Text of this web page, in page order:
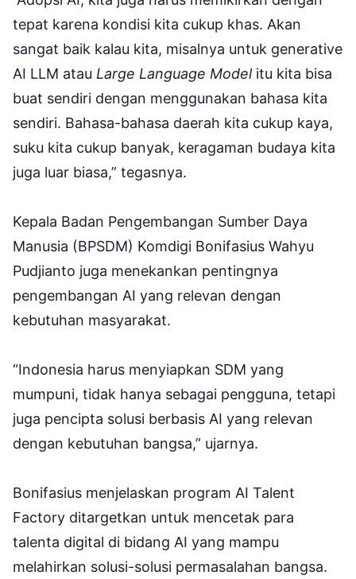
tepat karena kondisi kita cukup khas. Akan
sangat baik kalau kita, misalnya untuk generative
AI LLM atau Large Language Modelitu kita bisa
buat sendiri dengan menggunakan bahasa kita
sendiri. Bahasa-bahasa daerah kita cukup kaya,
suku kita cukup banyak, keragaman budaya kita
juga luar biasa,” tegasnya.
Kepala Badan Pengembangan Sumber Daya
Manusia (BPSDM) Komdigi Bonifasius Wahyu
Pudjianto juga menekankan pentingnya
pengembangan AI yang relevan dengan
kebutuhan masyarakat.
“Indonesia harus menyiapkan SDM yang
mumpuni, tidak hanya sebagai pengguna, tetapi
juga pencipta solusi berbasis AI yang relevan
dengan kebutuhan bangsa,” ujarnya.
Bonifasius menjelaskan program AI Talent
Factory ditargetkan untuk mencetak para
talenta digital di bidang AI yang mampu
melahirkan solusi-solusi permasalahan bangsa.